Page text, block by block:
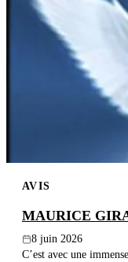
AVIS
MAURICE
8 juin 2026
C’est avec une